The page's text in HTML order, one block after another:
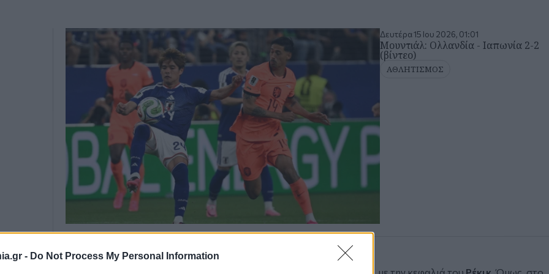
- Do Not Process My Personal Information
Δευτέρα 15 Ιου 2026, 01:01
Μουντιάλ: Ολλανδία - Ιαπωνία 2-2
(βίντεο)
ΑΘΛΗΤΙΣΜΟΣ